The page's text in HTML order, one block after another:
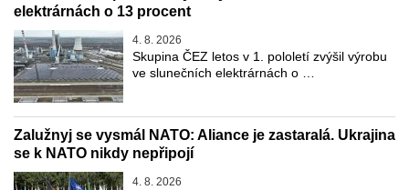
elektrárnách o 13 procent
4. 8. 2026
Skupina ČEZ letos v 1. pololetí zvýšil výrobu
ve slunečních elektrárnách o …
Zalužnyj se vysmál NATO: Aliance je zastaralá. Ukrajina
se k NATO nikdy nepřipojí
4. 8. 2026